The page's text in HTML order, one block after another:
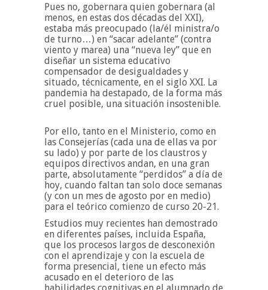
Pues no, gobernara quien gobernara (al
menos, en estas dos décadas del XXI),
estaba más preocupado (la/él ministra/o
de turno…) en “sacar adelante” (contra
viento y marea) una “nueva ley” que en
diseñar un sistema educativo
compensador de desigualdades y
situado, técnicamente, en el siglo XXI. La
pandemia ha destapado, de la forma más
cruel posible, una situación insostenible.
Por ello, tanto en el Ministerio, como en
las Consejerías (cada una de ellas va por
su lado) y por parte de los claustros y
equipos directivos andan, en una gran
parte, absolutamente “perdidos” a día de
hoy, cuando faltan tan solo doce semanas
(y con un mes de agosto por en medio)
para el teórico comienzo de curso 20-21.
Estudios muy recientes han demostrado
en diferentes países, incluida España,
que los procesos largos de desconexión
con el aprendizaje y con la escuela de
forma presencial, tiene un efecto más
acusado en el deterioro de las
habilidades cognitivas en el alumnado de